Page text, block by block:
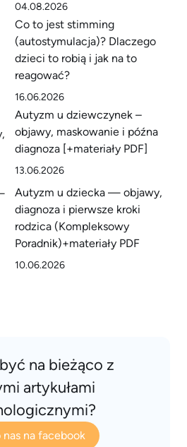
04.08.2026
Co to jest stimming
(autostymulacja)? Dlaczego
dzieci to robią i jak na to
reagować?
16.06.2026
Autyzm u dziewczynek –
objawy, maskowanie i późna
diagnoza [+materiały PDF]
13.06.2026
Autyzm u dziecka — objawy,
diagnoza i pierwsze kroki
rodzica (Kompleksowy
Poradnik)+materiały PDF
10.06.2026
na bieżąco z
artykułami
nas na facebook